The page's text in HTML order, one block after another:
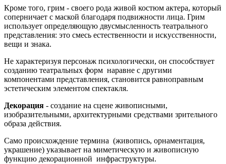
Кроме того, грим - своего рода живой костюм актера, который
соперничает с маской благодаря подвижности лица. Грим
использует определяющую двусмысленность театрального
представления: это смесь естественности и искусственности,
вещи и знака.
Не характеризуя персонаж психологически, он способствует
созданию театральных форм наравне с другими
компонентами представления, становится равноправным
эстетическим элементом спектакля.
Декорация - создание на сцене живописными,
изобразительными, архитектурными средствами зрительного
образа действия.
Само происхождение термина (живопись, орнаментация,
украшение) указывает на миметическую и живописную
функцию декорационной инфраструктуры.